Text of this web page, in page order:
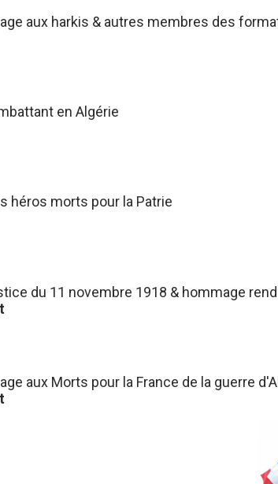
aux harkis & autres membres des
en Algérie
héros morts pour la Patrie
du 11 novembre 1918 & hommage
aux Morts pour la France de la guerre